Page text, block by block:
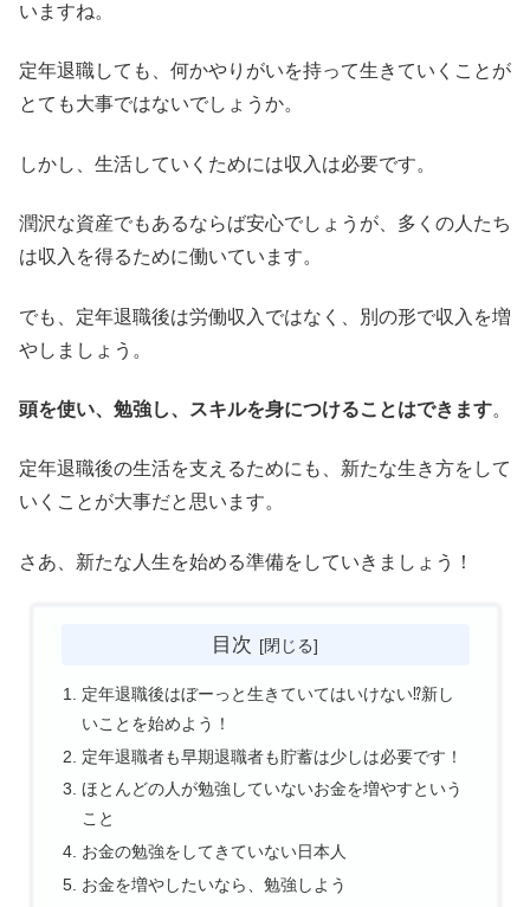
いますね。
定年退職しても、何かやりがいを持って生きていくことが
とても大事ではないでしょうか。
しかし、生活していくためには収入は必要です。
潤沢な資産でもあるならば安心でしょうが、多くの人たち
は収入を得るために働いています。
でも、定年退職後は労働収入ではなく、別の形で収入を増
やしましょう。
頭を使い、勉強し、スキルを身につけることはできます。
定年退職後の生活を支えるためにも、新たな生き方をして
いくことが大事だと思います。
さあ、新たな人生を始める準備をしていきましょう！
目次
定年退職後はぼーっと生きていてはいけない⁉新し
いことを始めよう！
定年退職者も早期退職者も貯蓄は少しは必要です！
ほとんどの人が勉強していないお金を増やすという
こと
お金の勉強をしてきていない日本人
お金を増やしたいなら、勉強しよう